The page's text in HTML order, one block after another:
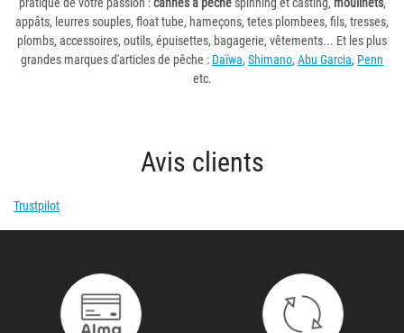
appâts, leurres souples, float tube, hameçons, tetes plombees, fils, tresses,
plombs, accessoires, outils, épuisettes, bagagerie, vêtements... Et les plus
grandes marques d'articles de pêche : Daïwa, Shimano, Abu Garcia, Penn
etc.
Avis clients
Trustpilot